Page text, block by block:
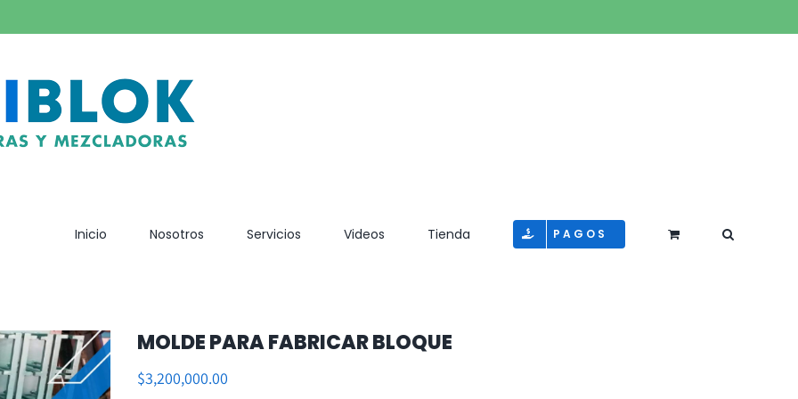
Inicio Nosotros Servicios Videos Tienda PAGOS
MOLDE PARA FABRICAR BLOQUE
$3,200,000.00